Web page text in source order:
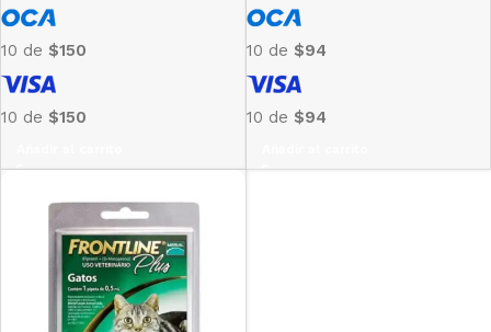
10 de $150
10 de $150
10 de $94
10 de $94